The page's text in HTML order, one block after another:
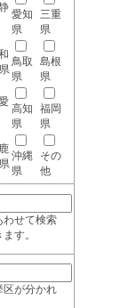
愛知
県
三重
県
鳥取
県
島根
県
高知
県
福岡
県
鹿
沖縄
県
その
他
せて検索
す。
が分かれ